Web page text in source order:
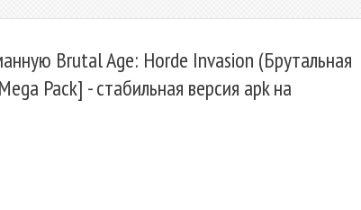
Brutal Age: Horde Invasion (Брутальная
Pack] - стабильная версия apk на